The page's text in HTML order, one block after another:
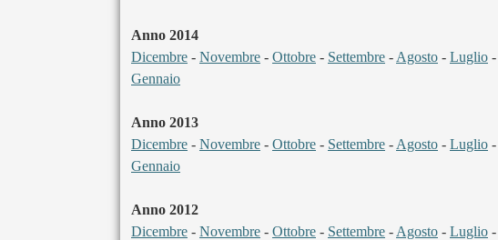
Anno 2014
Dicembre - Novembre - Ottobre - Settembre - Agosto - Luglio -
Gennaio
Anno 2013
Dicembre - Novembre - Ottobre - Settembre - Agosto - Luglio -
Gennaio
Anno 2012
Dicembre - Novembre - Ottobre - Settembre - Agosto - Luglio -